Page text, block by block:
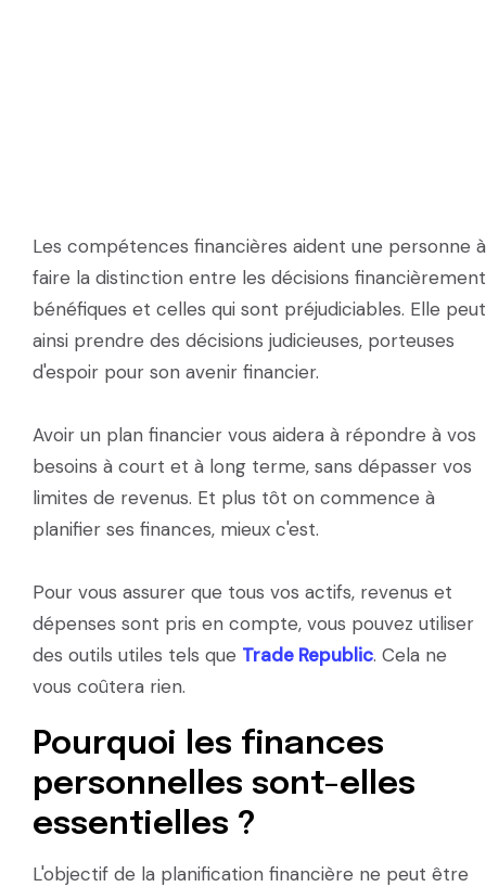
Les compétences financières aident une personne à
faire la distinction entre les décisions financièrement
bénéfiques et celles qui sont préjudiciables. Elle peut
ainsi prendre des décisions judicieuses, porteuses
d'espoir pour son avenir financier.
Avoir un plan financier vous aidera à répondre à vos
besoins à court et à long terme, sans dépasser vos
limites de revenus. Et plus tôt on commence à
planifier ses finances, mieux c'est.
Pour vous assurer que tous vos actifs, revenus et
dépenses sont pris en compte, vous pouvez utiliser
des outils utiles tels que Trade Republic. Cela ne
vous coûtera rien.
Pourquoi les finances
personnelles sont-elles
essentielles ?
L'objectif de la planification financière ne peut être